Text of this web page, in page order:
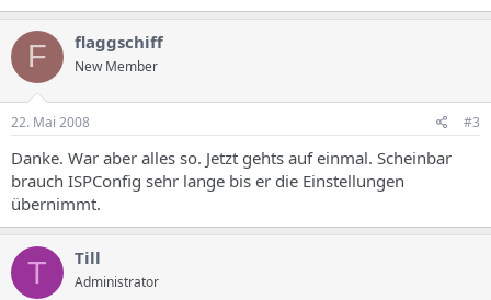
F flaggschiff
New Member
22. Mai 2008 #3
Danke. War aber alles so. Jetzt gehts auf einmal. Scheinbar
brauch ISPConfig sehr lange bis er die Einstellungen
übernimmt.
T Till
Administrator